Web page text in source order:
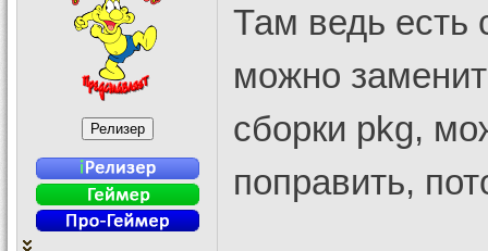
Там ведь есть
можно
сборки pkg,
поправить,